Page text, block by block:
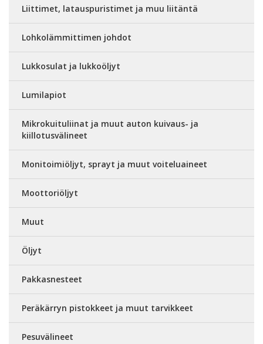
Liittimet, latauspuristimet ja muu liitäntä
Lohkolämmittimen johdot
Lukkosulat ja lukkoöljyt
Lumilapiot
Mikrokuituliinat ja muut auton kuivaus- ja
kiillotusvälineet
Monitoimiöljyt, sprayt ja muut voiteluaineet
Moottoriöljyt
Muut
Öljyt
Pakkasnesteet
Peräkärryn pistokkeet ja muut tarvikkeet
Pesuvälineet